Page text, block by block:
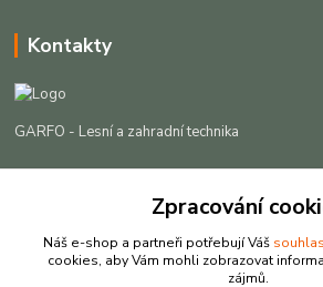
Kontakty
GARFO - Lesní a zahradní technika
+420 725 301 044
info@garfo.cz
Zpracování
Náš e-shop a partneři potřebují Váš souhlas
cookies, aby Vám mohli zobrazovat
zájmů.